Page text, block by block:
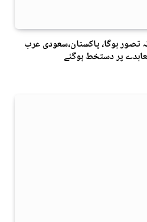
تصور ہوگا، پاکستان،سعودی عرب
پر دستخط ہوگئے